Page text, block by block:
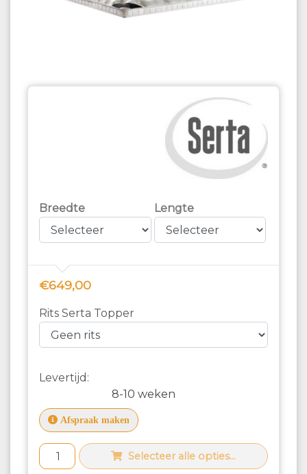
Breedte Lengte
€649,00
Rits Serta Topper
Levertijd:
8-10 weken
Afspraak maken
Selecteer alle opties...